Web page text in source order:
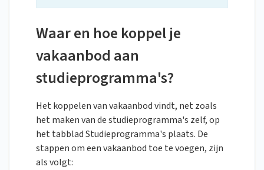
Waar en hoe koppel je
vakaanbod aan
studieprogramma's?
Het koppelen van vakaanbod vindt, net zoals
het maken van de studieprogramma's zelf, op
het tabblad Studieprogramma's plaats. De
stappen om een vakaanbod toe te voegen, zijn
als volgt: